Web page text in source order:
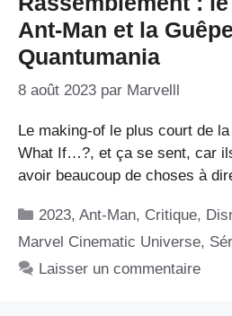
Ant-Man et la
Quantumania
8 août 2023 par Marvelll
Le making-of le plus court de
What If…?, et ça se sent, car
avoir beaucoup de choses à
Catégories
2023,Ant-Man, Critique,
Marvel Cinematic Universe,
Laisser un commentaire